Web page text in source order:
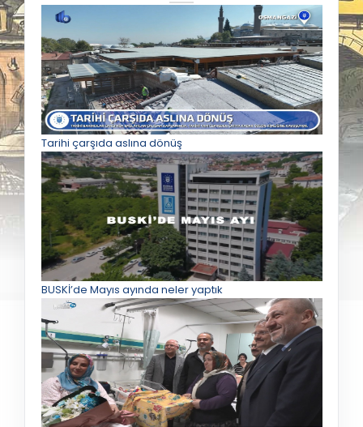
Tarihi çarşıda aslına dönüş
BUSKİ’de Mayıs ayında neler yaptık